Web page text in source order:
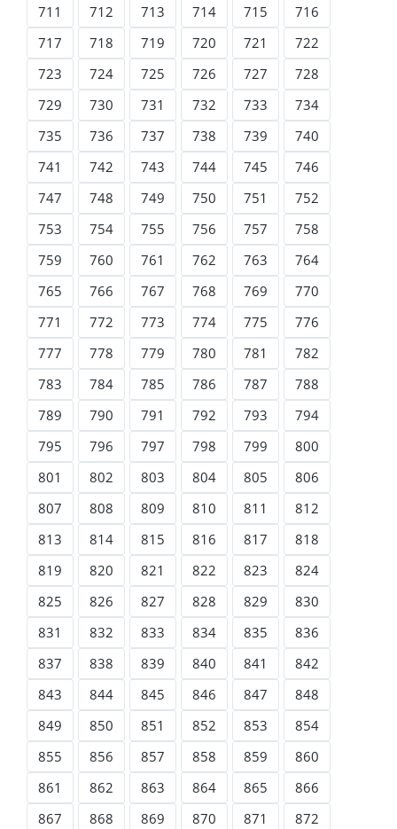
711
712 713 714 715
716
717
718 719 720 721
722
723
724 725 726 727
728
729
730 731 732 733
734
735
736 737 738 739
740
741
742 743 744 745
746
747
748 749 750 751
752
753
754 755 756 757
758
759
760 761 762 763
764
765
766 767 768 769
770
771
772 773 774 775
776
777
778 779 780 781
782
783
784 785 786 787
788
789
790 791 792 793
794
795
796 797 798 799
800
801
802 803 804 805
806
807
808 809 810 811
812
813
814 815 816 817
818
819
820 821 822 823
824
825
826 827 828 829
830
831
832 833 834 835
836
837
838 839 840 841
842
843
844 845 846 847
848
849
850 851 852 853
854
855
856 857 858 859
860
861
862 863 864 865
866
867
868 869 870 871
872